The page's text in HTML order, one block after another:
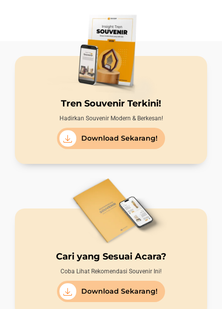
Tren Souvenir Terkini!
Hadirkan Souvenir Modern & Berkesan!
Download Sekarang!
Cari yang Sesuai Acara?
Coba Lihat Rekomendasi Souvenir Ini!
Download Sekarang!